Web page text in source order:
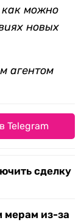
как можно
новых
агентом
Telegram
сделку
мерам из-за